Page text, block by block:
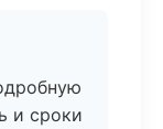
и сроки